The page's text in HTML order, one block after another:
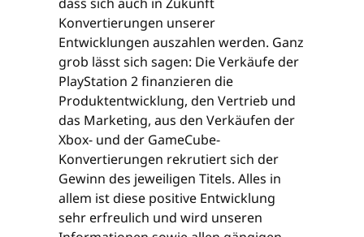
Konvertierungen unserer
Entwicklungen auszahlen werden. Ganz
grob lässt sich sagen: Die Verkäufe der
PlayStation 2 finanzieren die
Produktentwicklung, den Vertrieb und
das Marketing, aus den Verkäufen der
Xbox- und der GameCube-
Konvertierungen rekrutiert sich der
Gewinn des jeweiligen Titels. Alles in
allem ist diese positive Entwicklung
sehr erfreulich und wird unseren